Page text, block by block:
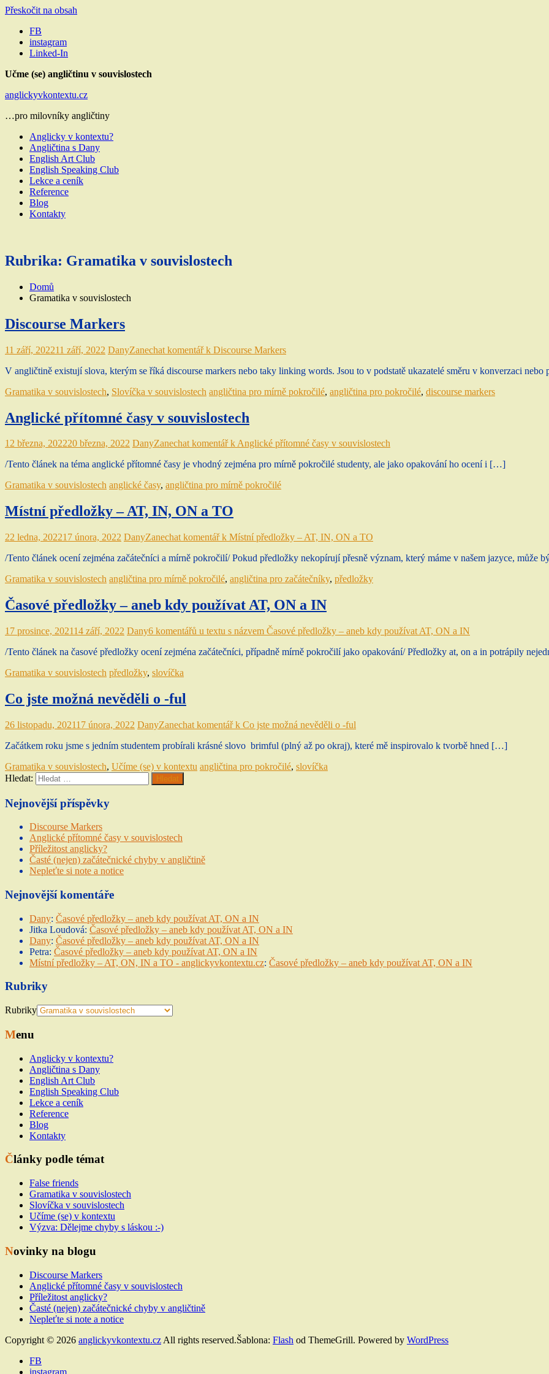
Přeskočit na obsah
FB
instagram
Linked-In
Učme (se) angličtinu v souvislostech
anglickyvkontextu.cz
…pro milovníky angličtiny
Anglicky v kontextu?
Angličtina s Dany
English Art Club
English Speaking Club
Lekce a ceník
Reference
Blog
Kontakty
Rubrika: Gramatika v souvislostech
Domů
Gramatika v souvislostech
Discourse Markers
11 září, 202211 září, 2022 DanyZanechat komentářk Discourse Markers
V angličtině existují slova, kterým se říká discourse markers nebo taky linking words. Jsou to v podstatě ukazatelé směru v konverzaci
Gramatika v souvislostech, Slovíčka v souvislostech angličtina pro mírně pokročilé, angličtina pro pokročilé, discourse markers
Anglické přítomné časy v souvislostech
12 března, 202220 března, 2022 DanyZanechat komentářk Anglické přítomné časy v souvislostech
/Tento článek na téma anglické přítomné časy je vhodný zejména pro mírně pokročilé studenty, ale jako opakování ho ocení i […]
Gramatika v souvislostech anglické časy, angličtina pro mírně pokročilé
Místní předložky – AT, IN, ON a TO
22 ledna, 202217 února, 2022 DanyZanechat komentářk Místní předložky – AT, IN, ON a TO
/Tento článek ocení zejména začátečníci a mírně pokročilí/ Pokud předložky nekopírují přesně význam, který máme v našem jazyce, může
Gramatika v souvislostech angličtina pro mírně pokročilé, angličtina pro začátečníky, předložky
Časové předložky – aneb kdy používat AT, ON a IN
17 prosince, 202114 září, 2022 Dany6 komentářů u textu s názvem Časové předložky – aneb kdy používat AT, ON a IN
/Tento článek na časové předložky ocení zejména začátečníci, případně mírně pokročilí jako opakování/ Předložky at, on a in potrápily
Gramatika v souvislostech předložky, slovíčka
Co jste možná nevěděli o -ful
26 listopadu, 202117 února, 2022 DanyZanechat komentářk Co jste možná nevěděli o -ful
Začátkem roku jsme s jedním studentem probírali krásné slovo brimful (plný až po okraj), které mě inspirovalo k tvorbě hned […]
Gramatika v souvislostech, Učíme (se) v kontextu angličtina pro pokročilé, slovíčka
Hledat:
Hledat
Nejnovější příspěvky
Discourse Markers
Anglické přítomné časy v souvislostech
Příležitost anglicky?
Časté (nejen) začátečnické chyby v angličtině
Nepleťte si note a notice
Nejnovější komentáře
Dany: Časové předložky – aneb kdy používat AT, ON a IN
Jitka Loudová: Časové předložky – aneb kdy používat AT, ON a IN
Dany: Časové předložky – aneb kdy používat AT, ON a IN
Petra: Časové předložky – aneb kdy používat AT, ON a IN
Místní předložky – AT, ON, IN a TO - anglickyvkontextu.cz: Časové předložky – aneb kdy používat AT, ON a IN
Rubriky
Rubriky
Menu
Anglicky v kontextu?
Angličtina s Dany
English Art Club
English Speaking Club
Lekce a ceník
Reference
Blog
Kontakty
Články podle témat
False friends
Gramatika v souvislostech
Slovíčka v souvislostech
Učíme (se) v kontextu
Výzva: Dělejme chyby s láskou :-)
Novinky na blogu
Discourse Markers
Anglické přítomné časy v souvislostech
Příležitost anglicky?
Časté (nejen) začátečnické chyby v angličtině
Nepleťte si note a notice
Copyright © 2026 anglickyvkontextu.cz All rights reserved.Šablona: Flash od ThemeGrill. Powered by WordPress
FB
instagram